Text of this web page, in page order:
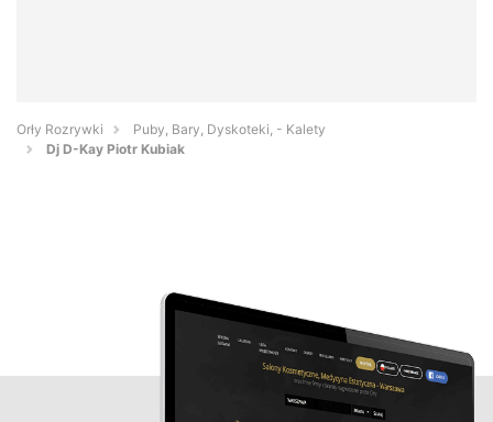
Orły Rozrywki
Puby, Bary, Dyskoteki, - Kalety
Dj D-Kay Piotr Kubiak